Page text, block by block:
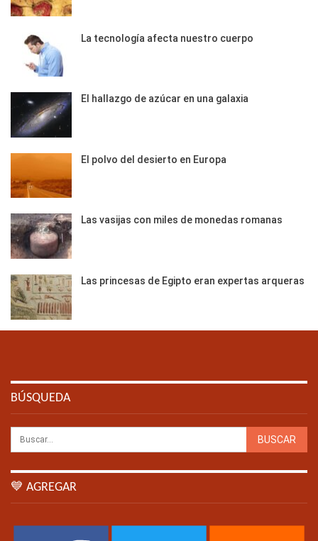
La tecnología afecta nuestro cuerpo
El hallazgo de azúcar en una galaxia
El polvo del desierto en Europa
Las vasijas con miles de monedas romanas
Las princesas de Egipto eran expertas arqueras
BÚSQUEDA
💙 AGREGAR